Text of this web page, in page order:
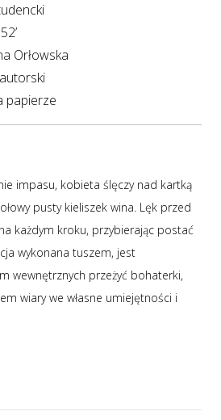
Orłowska
papierze
impasu, kobieta ślęczy nad kartką
pusty kieliszek wina. Lęk przed
każdym kroku, przybierając postać
wykonana tuszem, jest
wewnętrznych przeżyć bohaterki,
wiary we własne umiejętności i